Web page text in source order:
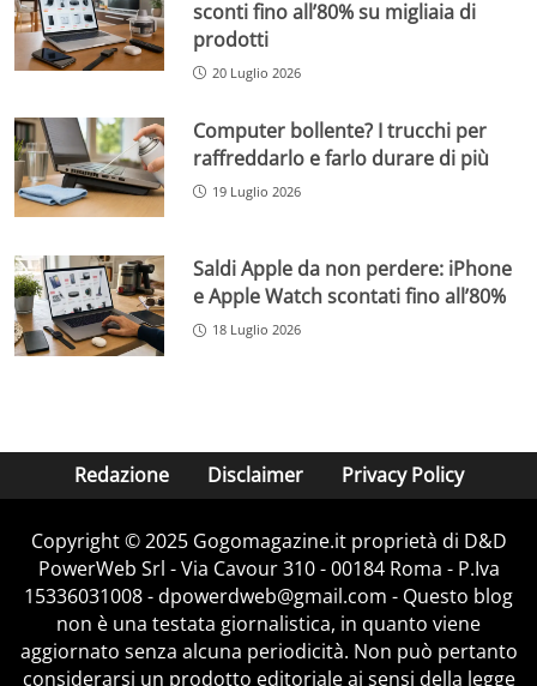
sconti fino all’80% su migliaia di
prodotti
20 Luglio 2026
Computer bollente? I trucchi per
raffreddarlo e farlo durare di più
19 Luglio 2026
Saldi Apple da non perdere: iPhone
e Apple Watch scontati fino all’80%
18 Luglio 2026
Redazione Disclaimer Privacy Policy
Copyright © 2025 Gogomagazine.it proprietà di D&D
PowerWeb Srl - Via Cavour 310 - 00184 Roma - P.Iva
15336031008 - dpowerdweb@gmail.com - Questo blog
non è una testata giornalistica, in quanto viene
aggiornato senza alcuna periodicità. Non può pertanto
considerarsi un prodotto editoriale ai sensi della legge